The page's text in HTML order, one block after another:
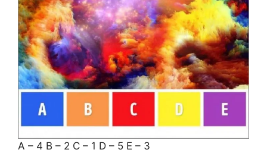
А – 4 В – 2 C – 1 D – 5 E – 3